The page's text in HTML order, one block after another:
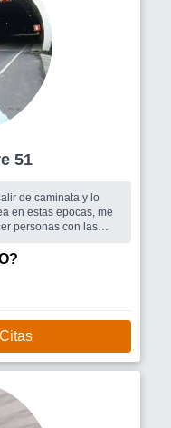
51
de caminata y lo
en estas epocas, me
personas con las